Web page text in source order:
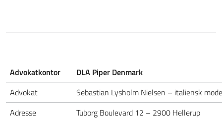
Advokatkontor
DLA Piper Denmark
Advokat
Sebastian Lysholm Nielsen – italiensk
Adresse
Tuborg Boulevard 12 – 2900 Hellerup